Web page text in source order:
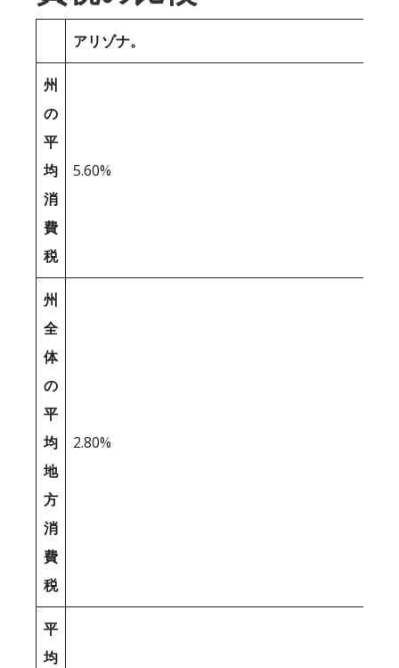
アリゾナ。
州
の
平
均
消
費
税
5.60%
州
全
体
の
平
均
地
方
消
費
税
2.80%
平
均